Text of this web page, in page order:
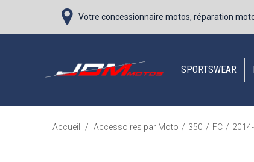
Votre concessionnaire motos, réparation
SPORTSWEAR
Accueil / Accessoires par Moto / 350 / FC /